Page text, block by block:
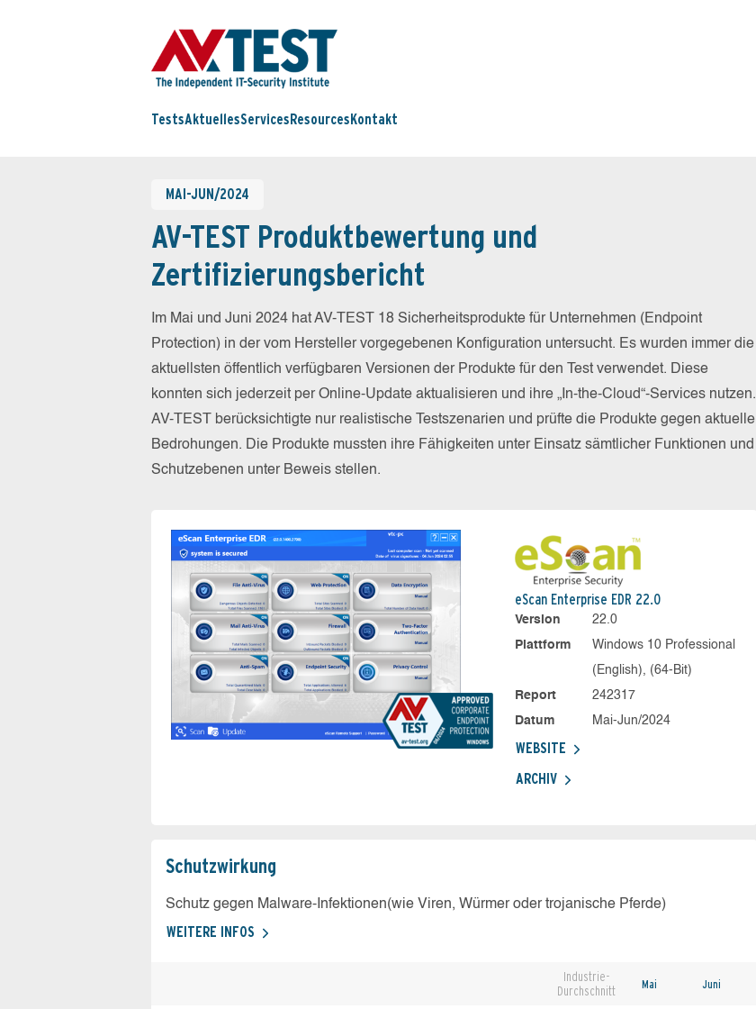
TestsAktuellesServices Resources Kontakt
MAI-JUN/2024
AV-TEST Produktbewertung und
Zertifizierungsbericht
Im Mai und Juni 2024 hat AV-TEST 18 Sicherheitsprodukte für Unternehmen (Endpoint
Protection) in der vom Hersteller vorgegebenen Konfiguration untersucht. Es wurden immer die
aktuellsten öffentlich verfügbaren Versionen der Produkte für den Test verwendet. Diese
konnten sich jederzeit per Online-Update aktualisieren und ihre „In-the-Cloud“-Services nutzen.
AV-TEST berücksichtigte nur realistische Testszenarien und prüfte die Produkte gegen aktuelle
Bedrohungen. Die Produkte mussten ihre Fähigkeiten unter Einsatz sämtlicher Funktionen und
Schutzebenen unter Beweis stellen.
eScan Enterprise EDR 22.0
Version
22.0
Plattform
Windows 10 Professional
(English), (64-Bit)
Report
242317
Datum
Mai-Jun/2024
WEBSITE
ARCHIV
Schutz­wirkung
Schutz gegen Malware-Infektionen(wie Viren, Würmer oder trojanische Pferde)
WEITERE INFOS
Industrie-
Durchschnitt
Mai Juni